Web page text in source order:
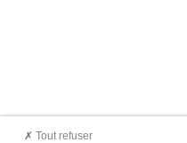
Tout refuser